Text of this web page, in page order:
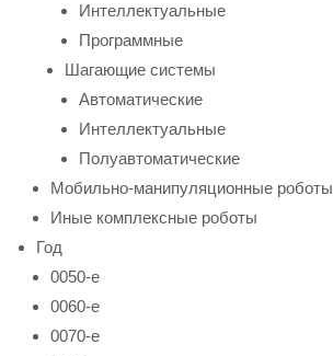
Интеллектуальные
Программные
Шагающие системы
Автоматические
Интеллектуальные
Полуавтоматические
Мобильно-манипуляционные роботы
Иные комплексные роботы
Год
0050-е
0060-е
0070-е